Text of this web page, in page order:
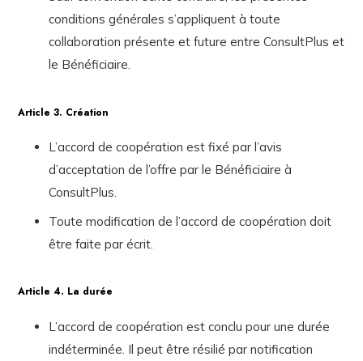
conditions générales s’appliquent à toute
collaboration présente et future entre ConsultPlus et
le Bénéficiaire.
Article 3. Création
L’accord de coopération est fixé par l’avis
d’acceptation de l’offre par le Bénéficiaire à
ConsultPlus.
Toute modification de l’accord de coopération doit
être faite par écrit.
Article 4. La durée
L’accord de coopération est conclu pour une durée
indéterminée. Il peut être résilié par notification